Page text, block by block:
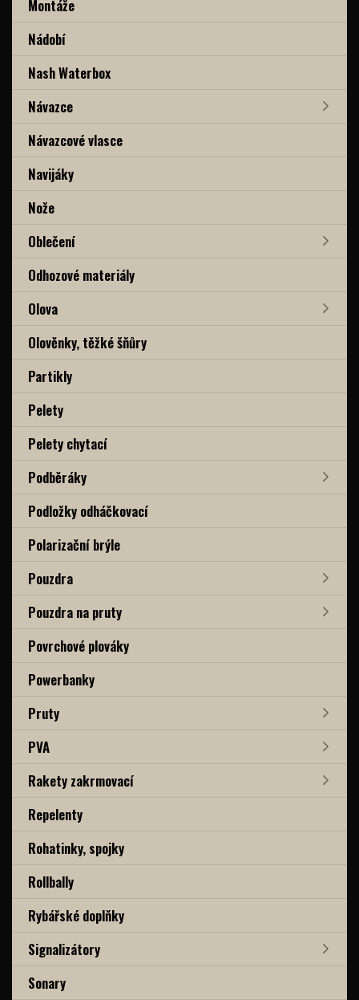
Montáže
Nádobí
Nash Waterbox
Návazce
Návazcové vlasce
Navijáky
Nože
Oblečení
Odhozové materiály
Olova
Olověnky, těžké šňůry
Partikly
Pelety
Pelety chytací
Podběráky
Podložky odháčkovací
Polarizační brýle
Pouzdra
Pouzdra na pruty
Povrchové plováky
Powerbanky
Pruty
PVA
Rakety zakrmovací
Repelenty
Rohatinky, spojky
Rollbally
Rybářské doplňky
Signalizátory
Sonary